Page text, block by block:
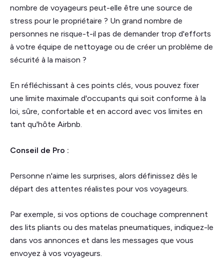
nombre de voyageurs peut-elle être une source de
stress pour le propriétaire ? Un grand nombre de
personnes ne risque-t-il pas de demander trop d'efforts
à votre équipe de nettoyage ou de créer un problème de
sécurité à la maison ?
En réfléchissant à ces points clés, vous pouvez fixer
une limite maximale d'occupants qui soit conforme à la
loi, sûre, confortable et en accord avec vos limites en
tant qu'hôte Airbnb.
Conseil de Pro :
Personne n'aime les surprises, alors définissez dès le
départ des attentes réalistes pour vos voyageurs.
Par exemple, si vos options de couchage comprennent
des lits pliants ou des matelas pneumatiques, indiquez-le
dans vos annonces et dans les messages que vous
envoyez à vos voyageurs.